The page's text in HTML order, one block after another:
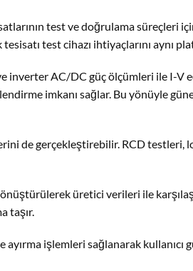
test ve doğrulama süreçleri
test cihazı ihtiyaçlarını aynı
AC/DC güç ölçümleri ile I-V
imkanı sağlar. Bu yönüyle
de gerçekleştirebilir. RCD
üretici verileri ile
taşır.
işlemleri sağlanarak kullanıcı